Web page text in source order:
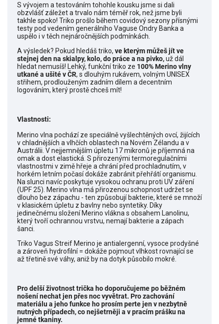
S vývojem a testováním tohohle kousku jsme si dali
obzvlášť záležet a trvalo nám téměř rok, než jsme byli
takhle spoko! Triko prošlo během covidový sezony přísnými
testy pod vedením generálního Vaguse Ondry Banka a
uspělo i v těch nejnáročnějších podmínkách.
A výsledek? Pokud hledáš triko, ve kterým můžeš jít ve
stejnej den na skialpy, kolo, do práce a na pivko,už dál
hledat nemusíš! Lehký, funkční triko ze 100% Merino vlny
utkané a ušité v ČR, s dlouhým rukávem, volným UNISEX
střihem, prodlouženým zadním dílem a decentním
logováním, který prostě chceš mít!
Vlastnosti:
Merino vlna pochází ze speciálně vyšlechtěných ovcí, žijících
v chladnějších a vlhčích oblastech na Novém Zélandu a v
Austrálii. V nejjemnějším úpletu 17 mikronů je příjemná na
omak a dost elastická. S přirozenými termoregulačními
vlastnostmi v zimě hřeje a chrání před prochladnutím, v
horkém letním počasí dokáže zabránit přehřátí organismu.
Na slunci navíc poskytuje vysokou ochranu proti UV záření
(UPF 25). Merino vlna má přirozenou schopnost udržet se
dlouho bez zápachu - ten způsobují bakterie, které se množí
v klasickém úpletu z bavlny nebo syntetiky. Díky
jedinečnému složení Merino vlákna s obsahem Lanolinu,
který tvoří ochrannou vrstvu, nemají bakterie a zápach
šanci.
Triko Vagus Streif Merino je antialergenní, vysoce prodyšné
a zároveň hydrofilní = dokáže pojmout vlhkost rovnající se
až třetině své váhy, aniž by na dotyk působilo mokré.
Pro delší životnost trička ho doporučujeme po běžném
nošení nechat jen přes noc vyvětrat. Pro zachování
materiálu a jeho funkce ho prosím perte jen v nezbytně
nutných případech, co nejšetrněji a v pracím prášku na
jemné tkaniny.